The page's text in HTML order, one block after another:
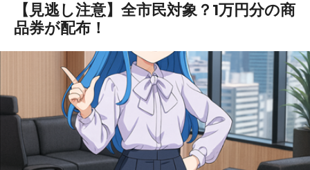
【見逃し注意】全市民対象？1万円分の商
品券が配布！